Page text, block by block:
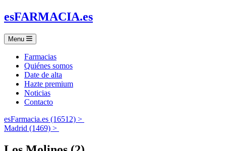
esFARMACIA.es
Menu
Farmacias
Quiénes somos
Date de alta
Hazte premium
Noticias
Contacto
esFarmacia.es (16512) >
Madrid (1469) >